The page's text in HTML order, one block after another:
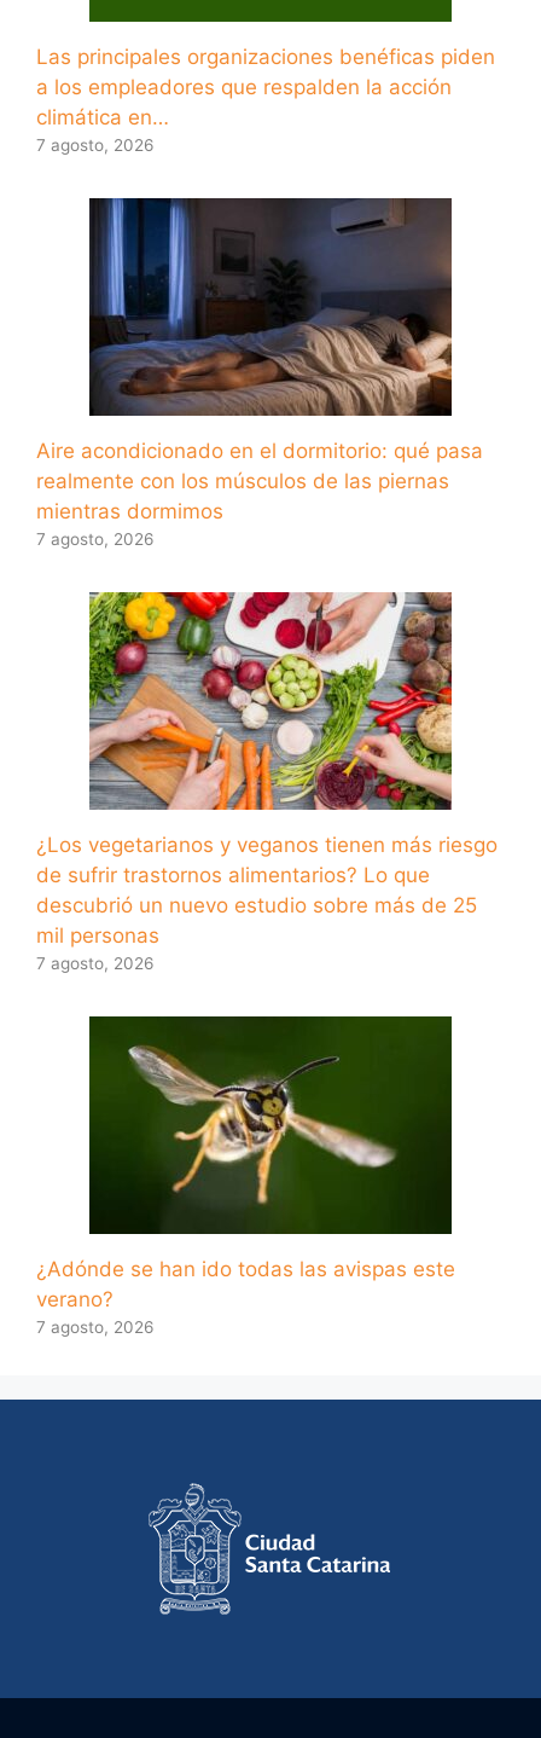
Las principales organizaciones benéficas piden
a los empleadores que respalden la acción
climática en…
7 agosto, 2026
Aire acondicionado en el dormitorio: qué pasa
realmente con los músculos de las piernas
mientras dormimos
7 agosto, 2026
¿Los vegetarianos y veganos tienen más riesgo
de sufrir trastornos alimentarios? Lo que
descubrió un nuevo estudio sobre más de 25
mil personas
7 agosto, 2026
¿Adónde se han ido todas las avispas este
verano?
7 agosto, 2026